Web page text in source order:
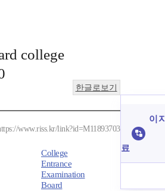
college
한글로보기
www.riss.kr/link?id=M11893703
College
Entrance
Examination
Board
이
료